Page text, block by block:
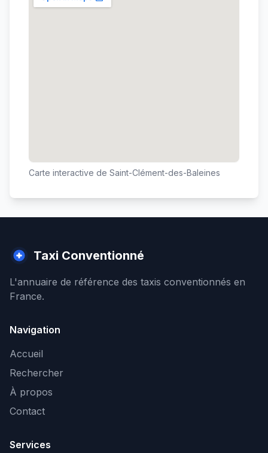
Carte interactive de Saint-Clément-des-Baleines
Taxi Conventionné
L'annuaire de référence des taxis conventionnés en
France.
Navigation
Accueil
Rechercher
À propos
Contact
Services